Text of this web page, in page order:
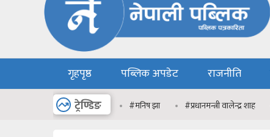
गृहपृष्ठ पब्लिक अपडेट राजनीति
अन्य
ट्रेण्डिङ #मनिष झा #प्रधानमन्त्री वालेन्द्र शाह